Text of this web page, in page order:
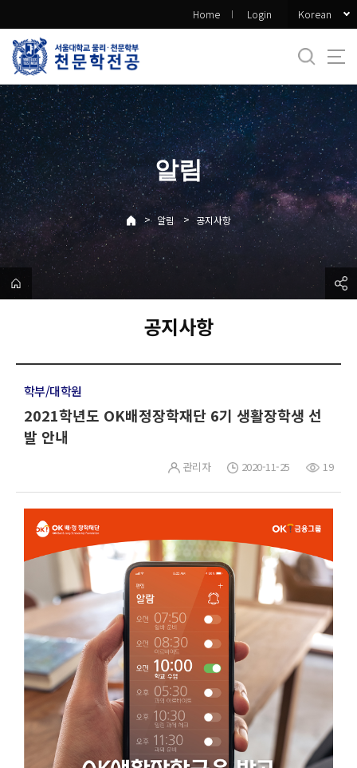
로
메
뉴
Home Login Korean
알림
> 알림 > 공지사항
공지사항
학부/대학원
2021학년도 OK배정장학재단 6기 생활장학생 선
발 안내
관리자 2020-11-25 19